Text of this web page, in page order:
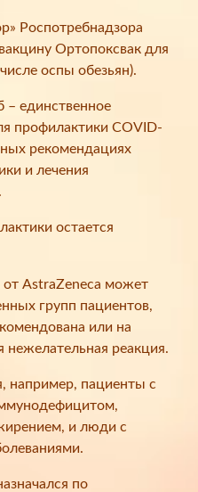
Роспотребнадзора
Ортопоксвак для
оспы обезьян).
– единственное
профилактики COVID-
рекомендациях
и лечения
остается
AstraZeneca может
групп пациентов,
или на
нежелательная реакция.
например, пациенты с
и люди с
по